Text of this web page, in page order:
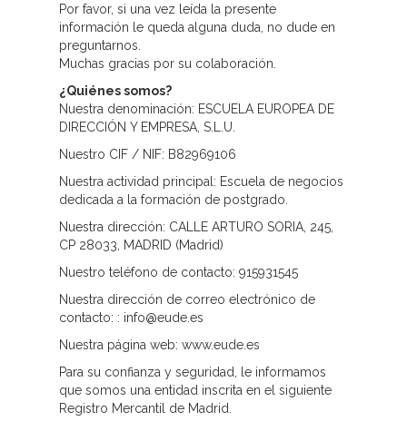
Por favor, si una vez leída la presente
información le queda alguna duda, no dude en
preguntarnos.
Muchas gracias por su colaboración.
¿Quiénes somos?
Nuestra denominación: ESCUELA EUROPEA DE
DIRECCIÓN Y EMPRESA, S.L.U.
Nuestro CIF / NIF: B82969106
Nuestra actividad principal: Escuela de negocios
dedicada a la formación de postgrado.
Nuestra dirección: CALLE ARTURO SORIA, 245,
CP 28033, MADRID (Madrid)
Nuestro teléfono de contacto: 915931545
Nuestra dirección de correo electrónico de
contacto: : info@eude.es
Nuestra página web: www.eude.es
Para su confianza y seguridad, le informamos
que somos una entidad inscrita en el siguiente
Registro Mercantil de Madrid.